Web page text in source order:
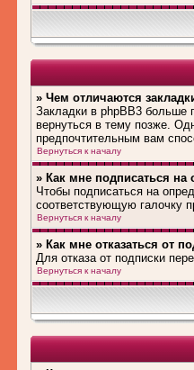
» Чем отличаются
Закладки в phpBB3 больше
вернуться в тему позже.
предпочтительным вам
Вернуться к началу
» Как мне подписаться
Чтобы подписаться на
соответствующую галочку
Вернуться к началу
» Как мне отказаться от
Для отказа от подписки
Вернуться к началу